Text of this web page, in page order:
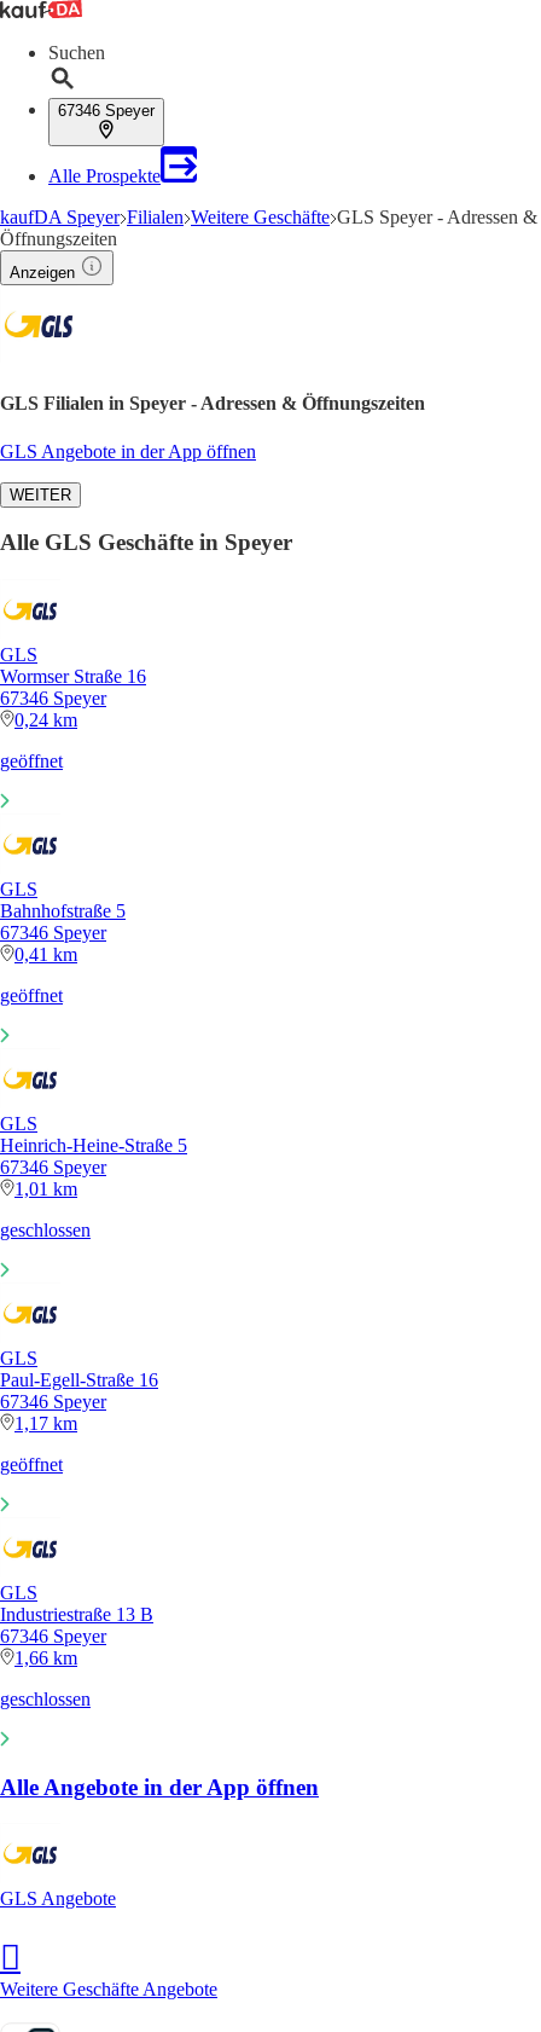
Suchen
67346 Speyer
Alle Prospekte
kaufDA Speyer Filialen Weitere Geschäfte GLS Speyer - Adressen &
Öffnungszeiten
Anzeigen
GLS Filialen in Speyer - Adressen & Öffnungszeiten
GLS Angebote in der App öffnen
WEITER
Alle GLS Geschäfte in Speyer
GLS
Wormser Straße 16
67346 Speyer
0,24 km
geöffnet
GLS
Bahnhofstraße 5
67346 Speyer
0,41 km
geöffnet
GLS
Heinrich-Heine-Straße 5
67346 Speyer
1,01 km
geschlossen
GLS
Paul-Egell-Straße 16
67346 Speyer
1,17 km
geöffnet
GLS
Industriestraße 13 B
67346 Speyer
1,66 km
geschlossen
Alle Angebote in der App öffnen
GLS Angebote
Weitere Geschäfte Angebote